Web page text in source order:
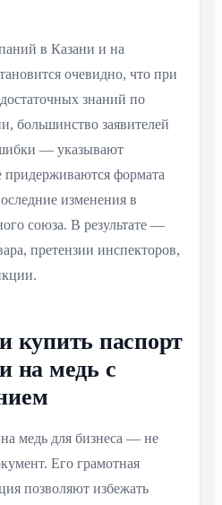
в Казани и на
очевидно, что при
знаний по
большинство заявителей
— указывают
придерживаются формата
изменения в
союза. В результате —
претензии инспекторов,
купить паспорт
на медь с
медь для бизнеса — не
Его грамотная
позволяют избежать